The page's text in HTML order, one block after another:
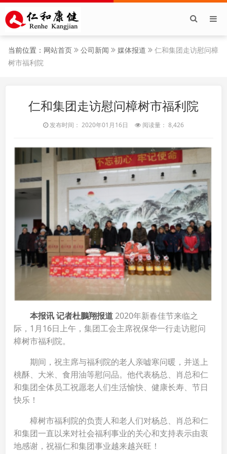
当前位置： 网站首页 公司新闻 媒体报道
仁和集团走访慰问樟
树市福利院
仁和集团走访慰问樟树市福利院
发布时间： 2020年01月16日 阅读量： 8,426
本报讯 记者杜鵬翔报道2020年新春佳节来临之
际，1月16日上午，集团工会主席祝保华一行走访慰问
樟树市福利院。
期间，祝主席与福利院的老人亲嘘寒问暖，并送上
桃酥、大米、食用油等慰问品。他代表杨总、肖总和仁
和集团全体员工祝愿老人们生活愉快、健康长寿、节日
快乐！
樟树市福利院的负责人和老人们对杨总、肖总和仁
和集团一直以来对社会福利事业的关心和支持表示由衷
地感谢，祝福仁和集团事业越来越兴旺！